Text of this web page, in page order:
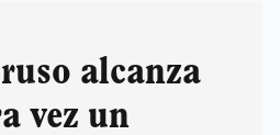
alcanza
vez un